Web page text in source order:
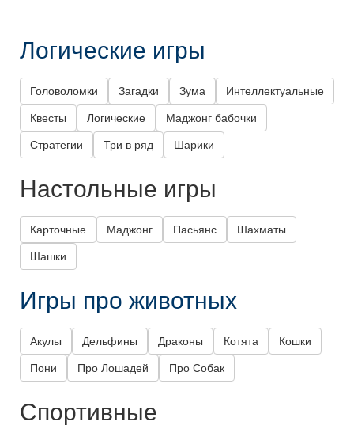
Логические игры
Головоломки Загадки Зума Интеллектуальные
Квесты Логические Маджонг бабочки
Стратегии Три в ряд Шарики
Настольные игры
Карточные Маджонг Пасьянс Шахматы
Шашки
Игры про животных
Акулы Дельфины Драконы Котята Кошки
Пони Про Лошадей Про Собак
Спортивные